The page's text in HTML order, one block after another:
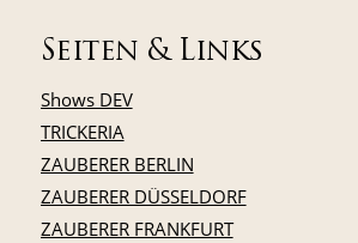
Seiten & Links
Shows DEV
TRICKERIA
ZAUBERER BERLIN
ZAUBERER DÜSSELDORF
ZAUBERER FRANKFURT